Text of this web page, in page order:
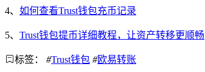
4、 如何查看Trust钱包充币记录
5、 Trust钱包提币详细教程，让资产转移更顺畅
标签： #Trust钱包 #欧易转账